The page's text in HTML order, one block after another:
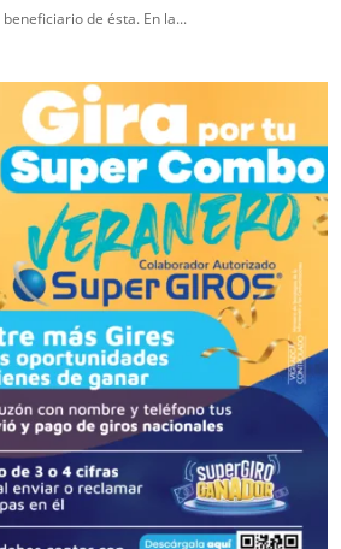
de ésta. En la...